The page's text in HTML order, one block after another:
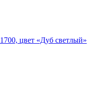
цвет «Дуб светлый»